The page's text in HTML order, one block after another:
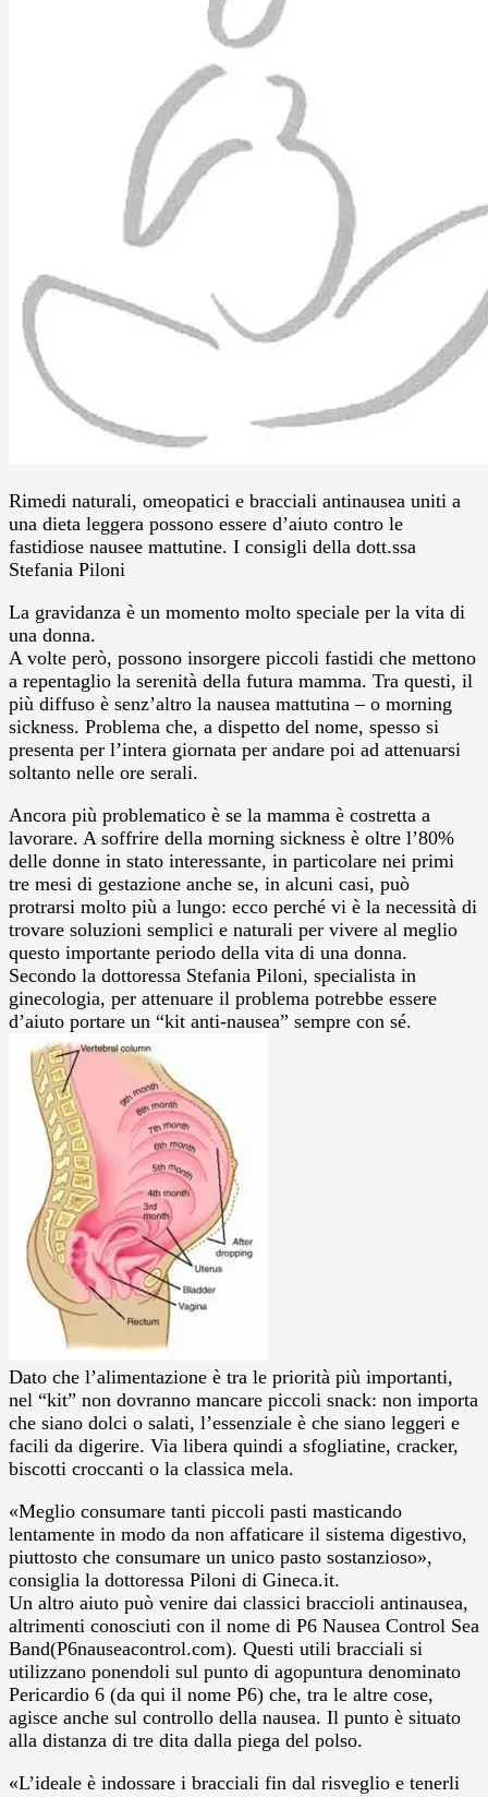
Rimedi naturali, omeopatici e bracciali antinausea uniti a
una dieta leggera possono essere d’aiuto contro le
fastidiose nausee mattutine. I consigli della dott.ssa
Stefania Piloni
La gravidanza è un momento molto speciale per la vita di
una donna.
A volte però, possono insorgere piccoli fastidi che mettono
a repentaglio la serenità della futura mamma. Tra questi, il
più diffuso è senz’altro la nausea mattutina – o morning
sickness. Problema che, a dispetto del nome, spesso si
presenta per l’intera giornata per andare poi ad attenuarsi
soltanto nelle ore serali.
Ancora più problematico è se la mamma è costretta a
lavorare. A soffrire della morning sickness è oltre l’80%
delle donne in stato interessante, in particolare nei primi
tre mesi di gestazione anche se, in alcuni casi, può
protrarsi molto più a lungo: ecco perché vi è la necessità di
trovare soluzioni semplici e naturali per vivere al meglio
questo importante periodo della vita di una donna.
Secondo la dottoressa Stefania Piloni, specialista in
ginecologia, per attenuare il problema potrebbe essere
d’aiuto portare un “kit anti-nausea” sempre con sé.
Dato che l’alimentazione è tra le priorità più importanti,
nel “kit” non dovranno mancare piccoli snack: non importa
che siano dolci o salati, l’essenziale è che siano leggeri e
facili da digerire. Via libera quindi a sfogliatine, cracker,
biscotti croccanti o la classica mela.
«Meglio consumare tanti piccoli pasti masticando
lentamente in modo da non affaticare il sistema digestivo,
piuttosto che consumare un unico pasto sostanzioso»,
consiglia la dottoressa Piloni di Gineca.it.
Un altro aiuto può venire dai classici braccioli antinausea,
altrimenti conosciuti con il nome di P6 Nausea Control Sea
Band(P6nauseacontrol.com). Questi utili bracciali si
utilizzano ponendoli sul punto di agopuntura denominato
Pericardio 6 (da qui il nome P6) che, tra le altre cose,
agisce anche sul controllo della nausea. Il punto è situato
alla distanza di tre dita dalla piega del polso.
«L’ideale è indossare i bracciali fin dal risveglio e tenerli